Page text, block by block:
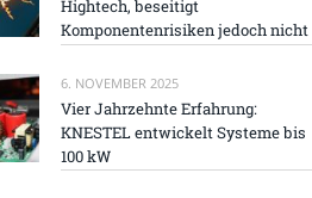
Hightech, beseitigt
Komponentenrisiken jedoch nicht
6. NOVEMBER 2025
Vier Jahrzehnte Erfahrung:
KNESTEL entwickelt Systeme bis
100 kW